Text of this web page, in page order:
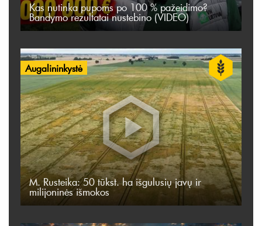
Kas nutinka pupoms po 100 % pažeidimo?
Bandymo rezultatai nustebino (VIDEO)
Augalininkystė
M. Rusteika: 50 tūkst. ha išgulusių javų ir
milijoninės išmokos